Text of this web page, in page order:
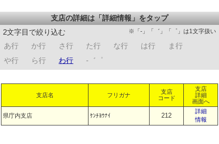
支店の詳細は「詳細情報」をタップ
2文字目で絞り込む
※「-」「゛」「゜」は1文字扱い
あ行 か行 さ行 た行 な行 は行
ま行
や行
ら行 わ行 -゛゜
支店名 フリガナ
支店
コード
支店
詳細
画面へ
県庁内支店 ｹﾝﾁﾖｳﾅｲ 212
詳細
情報